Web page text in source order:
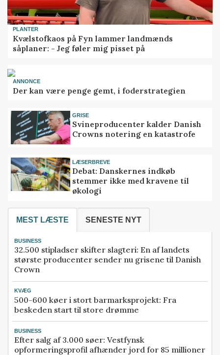
PLANTER
Kvælstofkaos på Fyn lammer landmænds
såplaner: - Jeg føler mig pisset på
ANNONCE
Der kan være penge gemt, i foderstrategien
GRISE
Svineproducenter kalder Danish
Crowns notering en katastrofe
LÆSERBREVE
Debat: Danskernes indkøb
stemmer ikke med kravene til
økologi
MEST LÆSTE SENESTE NYT
BUSINESS
32.500 stipladser skifter slagteri: En af landets
største producenter sender nu grisene til Danish
Crown
KVÆG
500-600 køer i stort barmarksprojekt: Fra
beskeden start til store drømme
BUSINESS
Efter salg af 3.000 søer: Vestfynsk
opformeringsprofil afhænder jord for 85 millioner